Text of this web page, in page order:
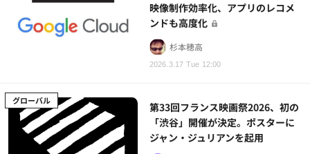
2026.3.17 Tue 12:00
映像制作効率化、アプリのレコメ
ンドも高度化
杉本穂高
グローバル
第33回フランス映画祭2026、初の
「渋谷」開催が決定。ポスターに
ジャン・ジュリアンを起用